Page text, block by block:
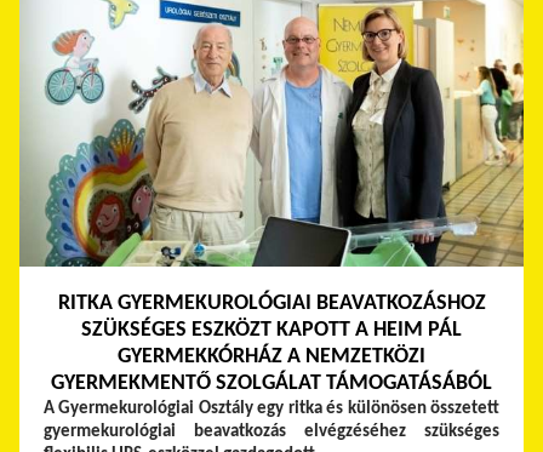
RITKA GYERMEKUROLÓGIAI BEAVATKOZÁSHOZ
SZÜKSÉGES ESZKÖZT KAPOTT A HEIM PÁL
GYERMEKKÓRHÁZ A NEMZETKÖZI
GYERMEKMENTŐ SZOLGÁLAT TÁMOGATÁSÁBÓL
A Gyermekurológiai Osztály egy ritka és különösen összetett
gyermekurológiai beavatkozás elvégzéséhez szükséges